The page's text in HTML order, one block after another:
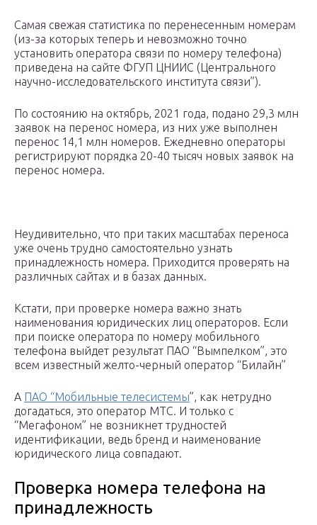
Самая свежая статистика по перенесенным номерам
(из-за которых теперь и невозможно точно
установить оператора связи по номеру телефона)
приведена на сайте ФГУП ЦНИИС (Центрального
научно-исследовательского института связи”).
По состоянию на октябрь, 2021 года, подано 29,3 млн
заявок на перенос номера, из них уже выполнен
перенос 14,1 млн номеров. Ежедневно операторы
регистрируют порядка 20-40 тысяч новых заявок на
перенос номера.
Неудивительно, что при таких масштабах переноса
уже очень трудно самостоятельно узнать
принадлежность номера. Приходится проверять на
различных сайтах и в базах данных.
Кстати, при проверке номера важно знать
наименования юридических лиц операторов. Если
при поиске оператора по номеру мобильного
телефона выйдет результат ПАО “Вымпелком”, это
всем известный желто-черный оператор “Билайн”
А ПАО “Мобильные телесистемы”, как нетрудно
догадаться, это оператор МТС. И только с
“Мегафоном” не возникнет трудностей
идентификации, ведь бренд и наименование
юридического лица совпадают.
Проверка номера телефона на
принадлежность